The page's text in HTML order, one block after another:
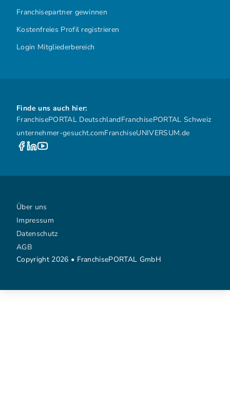
Franchisepartner gewinnen
Kostenfreies Profil registrieren
Login Mitgliederbereich
Finde uns auch hier:
FranchisePORTAL DeutschlandFranchisePORTAL Schweiz
unternehmer-gesucht.comFranchiseUNIVERSUM.de
Copyright 2026 • FranchisePORTAL GmbH
Über uns
Impressum
Datenschutz
AGB